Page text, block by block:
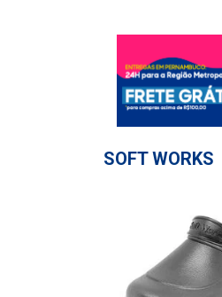
SOFT WORKS